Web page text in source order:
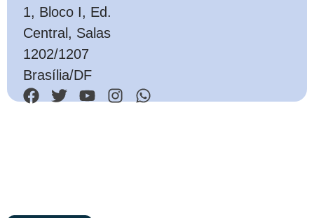
1, Bloco I, Ed.
Central, Salas
1202/1207
Brasília/DF